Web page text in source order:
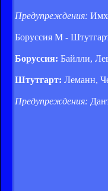
Предупреждения:
Боруссия М -
Боруссия: Байлли,
Штутгарт: Леманн,
Предупреждения: